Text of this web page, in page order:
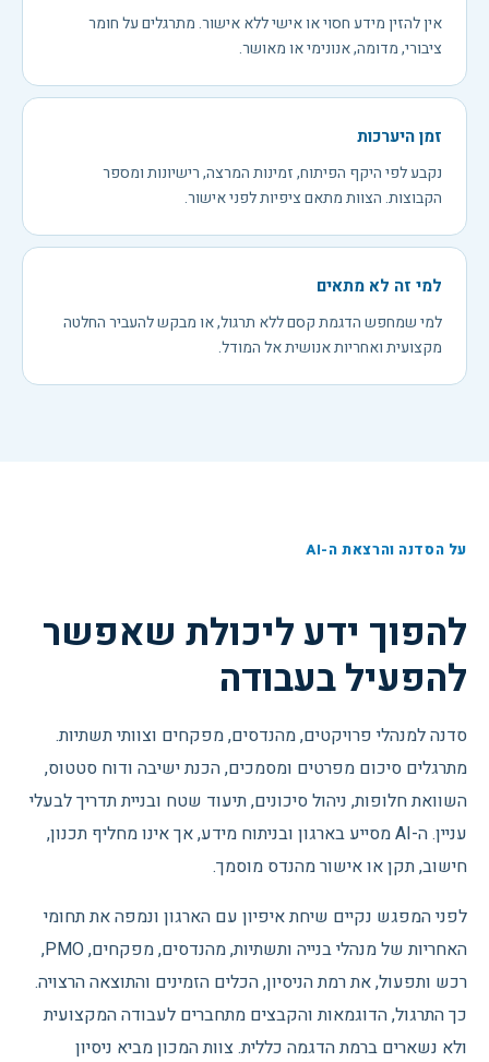
אין להזין מידע חסוי או אישי ללא אישור. מתרגלים על חומר
ציבורי, מדומה, אנונימי או מאושר.
זמן היערכות
נקבע לפי היקף הפיתוח, זמינות המרצה, רישיונות ומספר
הקבוצות. הצוות מתאם ציפיות לפני אישור.
למי זה לא מתאים
למי שמחפש הדגמת קסם ללא תרגול, או מבקש להעביר החלטה
מקצועית ואחריות אנושית אל המודל.
על הסדנה והרצאת ה-AI
להפוך ידע ליכולת שאפשר
להפעיל בעבודה
סדנה למנהלי פרויקטים, מהנדסים, מפקחים וצוותי תשתיות.
מתרגלים סיכום מפרטים ומסמכים, הכנת ישיבה ודוח סטטוס,
השוואת חלופות, ניהול סיכונים, תיעוד שטח ובניית תדריך לבעלי
עניין. ה-AI מסייע בארגון ובניתוח מידע, אך אינו מחליף תכנון,
חישוב, תקן או אישור מהנדס מוסמך.
לפני המפגש נקיים שיחת איפיון עם הארגון ונמפה את תחומי
האחריות של מנהלי בנייה ותשתיות, מהנדסים, מפקחים, PMO,
רכש ותפעול, את רמת הניסיון, הכלים הזמינים והתוצאה הרצויה.
כך התרגול, הדוגמאות והקבצים מתחברים לעבודה המקצועית
ולא נשארים ברמת הדגמה כללית. צוות המכון מביא ניסיון